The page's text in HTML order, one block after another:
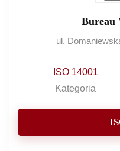
Bureau
ul.
ISO 14001
Kategoria